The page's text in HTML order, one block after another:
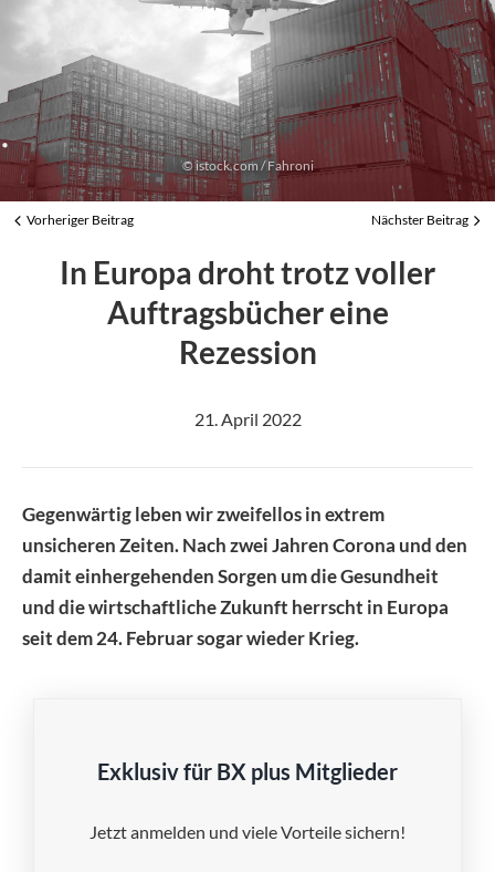
Vorheriger Beitrag Nächster Beitrag
Larger
© istock.com / Fahroni
In Europa droht trotz voller
Auftragsbücher eine
Rezession
21. April 2022
Gegenwärtig leben wir zweifellos in extrem
unsicheren Zeiten. Nach zwei Jahren Corona und den
damit einhergehenden Sorgen um die Gesundheit
und die wirtschaftliche Zukunft herrscht in Europa
seit dem 24. Februar sogar wieder Krieg.
Exklusiv für BX plus Mitglieder
Jetzt anmelden und viele Vorteile sichern!